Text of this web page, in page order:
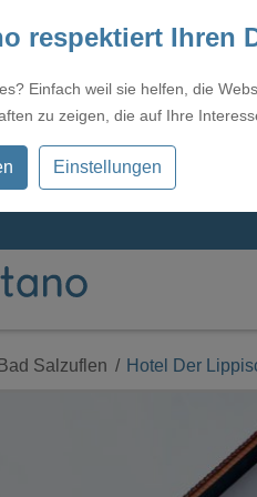
respektiert Ihren
Einfach weil sie helfen, die
zu zeigen, die auf Ihre
Einstellungen
Bad Salzuflen Hotel Der